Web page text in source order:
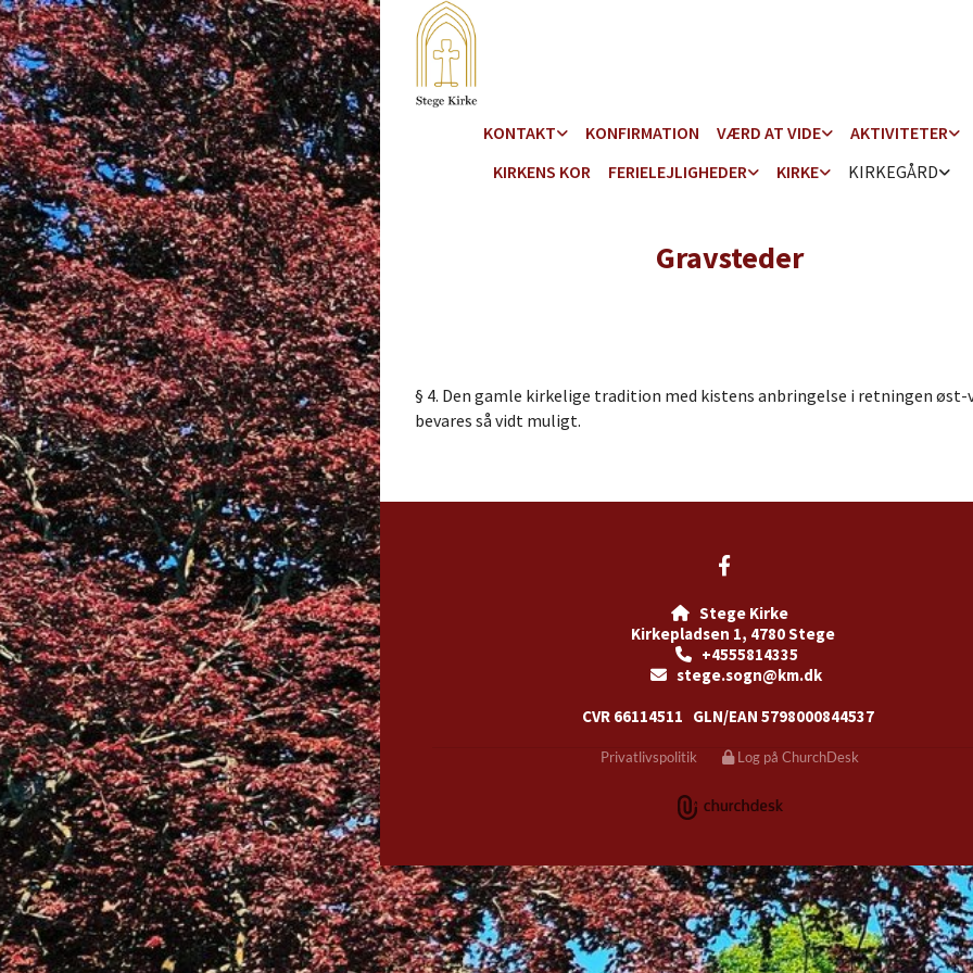
KONTAKT KONFIRMATION VÆRD AT VIDE
AKTIVITETER
KIRKENS KOR
FERIELEJLIGHEDER KIRKE KIRKEGÅRD
Gravsteder
§ 4. Den gamle kirkelige tradition med kistens anbringelse i retningen øst-
bevares så vidt muligt.
 Stege Kirke
Kirkepladsen 1, 4780 Stege
+4555814335
 stege.sogn@km.dk
CVR 66114511 GLN/EAN 5798000844537
Privatlivspolitik Log på ChurchDesk